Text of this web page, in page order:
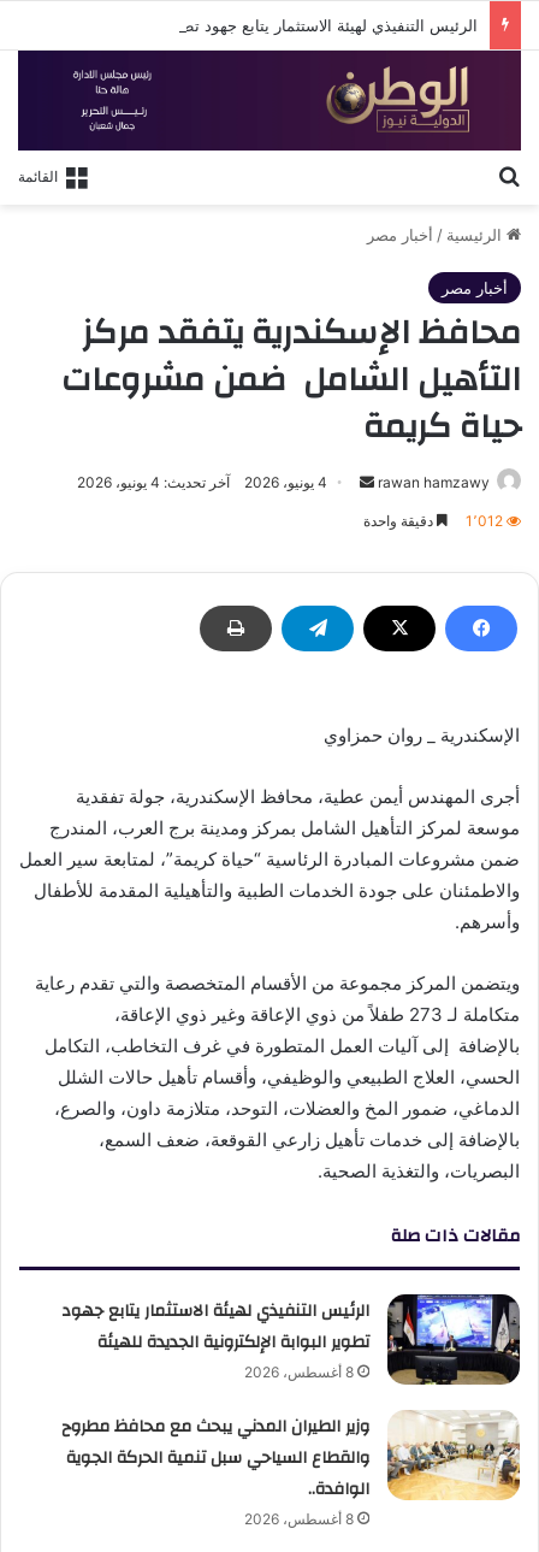
القائمة
الرئيسية / أخبار مصر
أخبار مصر
محافظ الإسكندرية يتفقد مركز
التأهيل الشامل ضمن مشروعات
حياة كريمة
rawan hamzawy
أرسل 4 يونيو، 2026 آخر تحديث: 4 يونيو، 2026
1٬012 دقيقة واحدة
الإسكندرية _ روان حمزاوي
أجرى المهندس أيمن عطية، محافظ الإسكندرية، جولة تفقدية
موسعة لمركز التأهيل الشامل بمركز ومدينة برج العرب، المندرج
ضمن مشروعات المبادرة الرئاسية “حياة كريمة”، لمتابعة سير العمل
والاطمئنان على جودة الخدمات الطبية والتأهيلية المقدمة للأطفال
وأسرهم.
ويتضمن المركز مجموعة من الأقسام المتخصصة والتي تقدم رعاية
متكاملة لـ 273 طفلاً من ذوي الإعاقة وغير ذوي الإعاقة،
بالإضافة إلى آليات العمل المتطورة في غرف التخاطب، التكامل
الحسي، العلاج الطبيعي والوظيفي، وأقسام تأهيل حالات الشلل
الدماغي، ضمور المخ والعضلات، التوحد، متلازمة داون، والصرع،
بالإضافة إلى خدمات تأهيل زارعي القوقعة، ضعف السمع،
البصريات، والتغذية الصحية.
مقالات ذات صلة
الرئيس التنفيذي لهيئة الاستثمار يتابع جهود
تطوير البوابة الإلكترونية الجديدة للهيئة
8 أغسطس، 2026
وزير الطيران المدني يبحث مع محافظ مطروح
والقطاع السياحي سبل تنمية الحركة الجوية
الوافدة..
8 أغسطس، 2026